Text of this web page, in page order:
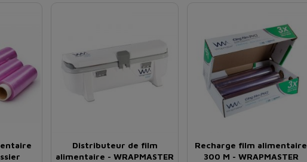
Distributeur de film
alimentaire - WRAPMASTER
Recharge film alimentaire
300 M - WRAPMASTER